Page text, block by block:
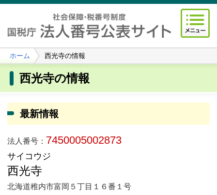
ホーム 西光寺の情報
西光寺の情報
最新情報
法人番号： 7450005002873
サイコウジ
西光寺
北海道稚内市富岡５丁目１６番１号